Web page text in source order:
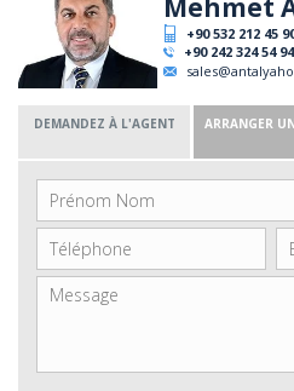
+90 532 212 45
+90 242 324 54 94
DEMANDEZ À L'AGENT ARRANGER